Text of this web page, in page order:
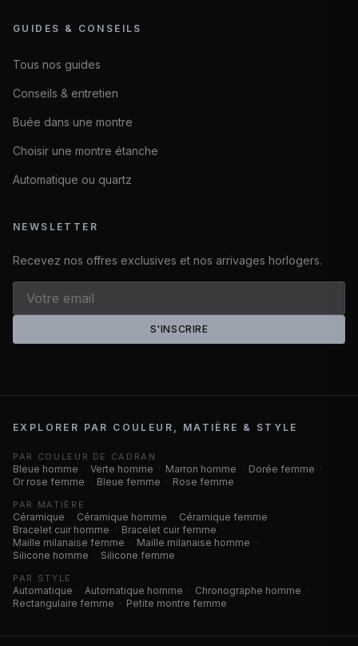
GUIDES & CONSEILS
Tous nos guides
Conseils & entretien
Buée dans une montre
Choisir une montre étanche
Automatique ou quartz
NEWSLETTER
Recevez nos offres exclusives et nos arrivages horlogers.
S'INSCRIRE
EXPLORER PAR COULEUR, MATIÈRE & STYLE
PAR COULEUR DE CADRAN
Bleue homme · Verte homme · Marron homme · Dorée femme ·
Or rose femme · Bleue femme · Rose femme
PAR MATIÈRE
Céramique · Céramique homme · Céramique femme ·
Bracelet cuir homme · Bracelet cuir femme ·
Maille milanaise femme · Maille milanaise homme ·
Silicone homme · Silicone femme
PAR STYLE
Automatique · Automatique homme · Chronographe homme ·
Rectangulaire femme · Petite montre femme